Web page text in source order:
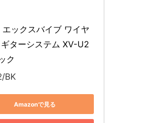
エックスバイブ ワイヤ
ターシステム XV-U2
ク
BK
Amazonで見る